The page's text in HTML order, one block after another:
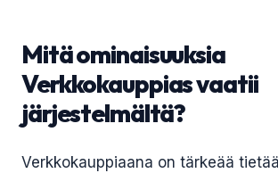
Mitä ominaisuuksia
Verkkokauppias vaatii
järjestelmältä?
Verkkokauppiaana on tärkeää